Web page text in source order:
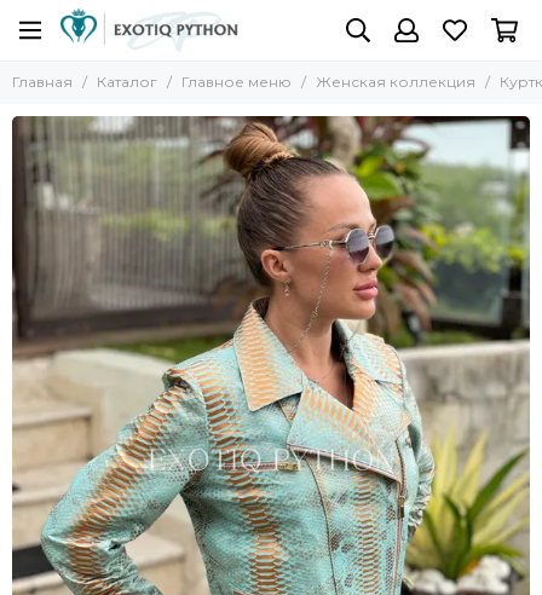
Главная Каталог Главное меню Женская коллекция